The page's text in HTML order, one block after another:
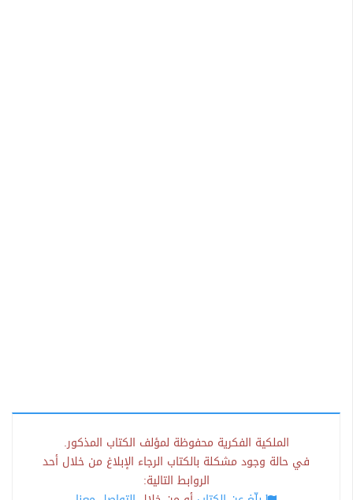
الملكية الفكرية محفوظة لمؤلف الكتاب المذكور.
في حالة وجود مشكلة بالكتاب الرجاء الإبلاغ من خلال أحد
الروابط التالية: